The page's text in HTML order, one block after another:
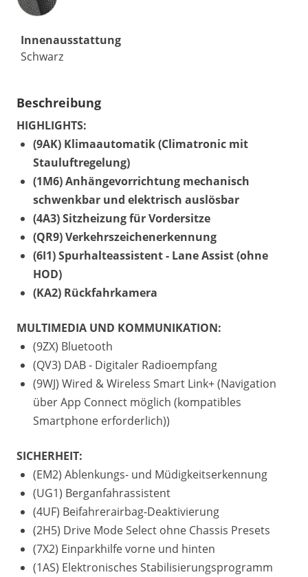
Innenausstattung
Schwarz
Beschreibung
HIGHLIGHTS:
(9AK) Klimaautomatik (Climatronic mit
Stauluftregelung)
(1M6) Anhängevorrichtung mechanisch
schwenkbar und elektrisch auslösbar
(4A3) Sitzheizung für Vordersitze
(QR9) Verkehrszeichenerkennung
(6I1) Spurhalteassistent - Lane Assist (ohne
HOD)
(KA2) Rückfahrkamera
MULTIMEDIA UND KOMMUNIKATION:
(9ZX) Bluetooth
(QV3) DAB - Digitaler Radioempfang
(9WJ) Wired & Wireless Smart Link+ (Navigation
über App Connect möglich (kompatibles
Smartphone erforderlich))
SICHERHEIT:
(EM2) Ablenkungs- und Müdigkeitserkennung
(UG1) Berganfahrassistent
(4UF) Beifahrerairbag-Deaktivierung
(2H5) Drive Mode Select ohne Chassis Presets
(7X2) Einparkhilfe vorne und hinten
(1AS) Elektronisches Stabilisierungsprogramm